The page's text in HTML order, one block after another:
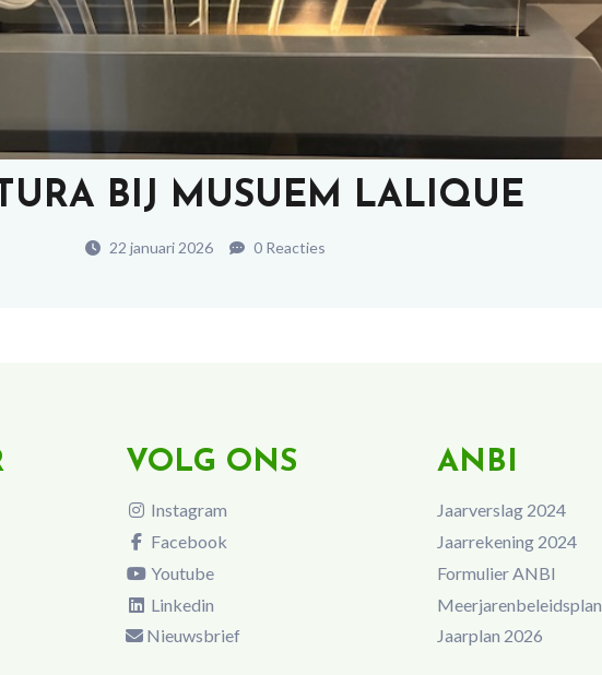
BIJ MUSUEM LALIQUE
22 januari 2026 0 Reacties
VOLG ONS
Instagram
Facebook
Youtube
Linkedin
Nieuwsbrief
ANBI
Jaarverslag 2024
Jaarrekening 2024
Formulier ANBI
Meerjarenbeleidsplan
Jaarplan 2026